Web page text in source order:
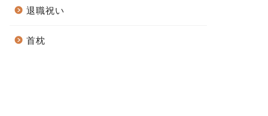
退職祝い
首枕